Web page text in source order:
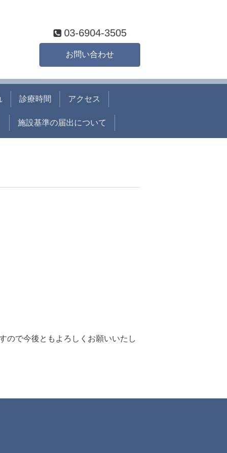
03-6904-3505
お問い合わせ
診療時間 アクセス
施設基準の届出について
ので今後ともよろしくお願いいたし